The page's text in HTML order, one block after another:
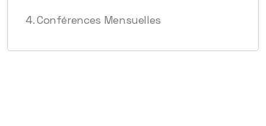
4. Conférences Mensuelles